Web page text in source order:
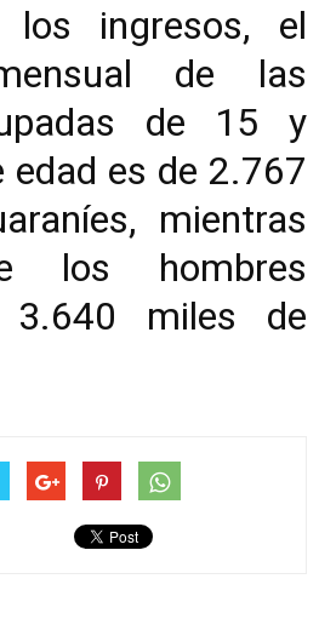
los ingresos, el
de las
de 15 y
edad es de 2.767
mientras
los hombres
3.640 miles de